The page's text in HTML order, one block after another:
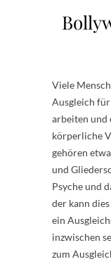
Viele
Ausgleich für
arbeiten und
körperliche
gehören
und
Psyche und
der kann
ein
inzwischen
zum